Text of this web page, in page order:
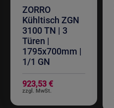
ZORRO
Kühltisch ZGN
3100 TN | 3
Türen |
1795x700mm |
1/1 GN
923,53 €